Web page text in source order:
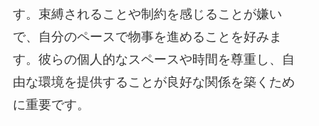
す。束縛されることや制約を感じることが嫌い
で、自分のペースで物事を進めることを好みま
す。彼らの個人的なスペースや時間を尊重し、自
由な環境を提供することが良好な関係を築くため
に重要です。